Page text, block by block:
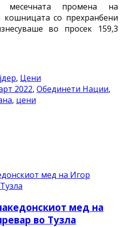
промена на
со прехранбени
во просек 159,3
, Цени
2022, Обединети Нации,
, цени
мед на
во Тузла